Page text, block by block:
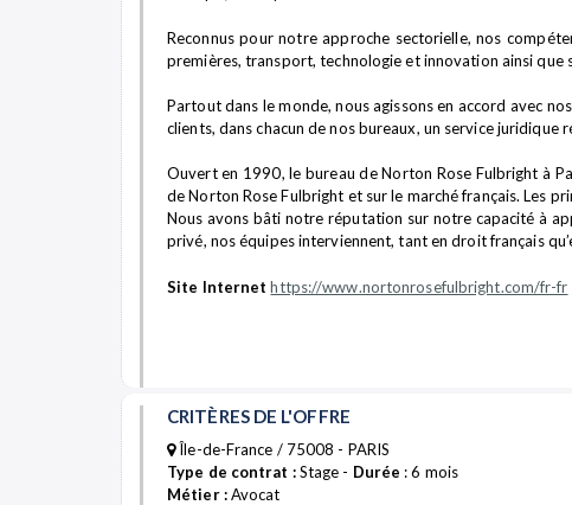
Reconnus pour notre approche sectorielle, nos
premières, transport, technologie et innovation ainsi que
Partout dans le monde, nous agissons en accord avec
clients, dans chacun de nos bureaux, un service
Ouvert en 1990, le bureau de Norton Rose Fulbright à
de Norton Rose Fulbright et sur le marché français. Les
Nous avons bâti notre réputation sur notre capacité à
privé, nos équipes interviennent, tant en droit français
Site Internet https://www.nortonrosefulbright.com/fr-fr
CRITÈRES DE L'OFFRE
Île-de-France / 75008 - PARIS
Type de contrat :Stage - Durée : 6 mois
Métier :Avocat